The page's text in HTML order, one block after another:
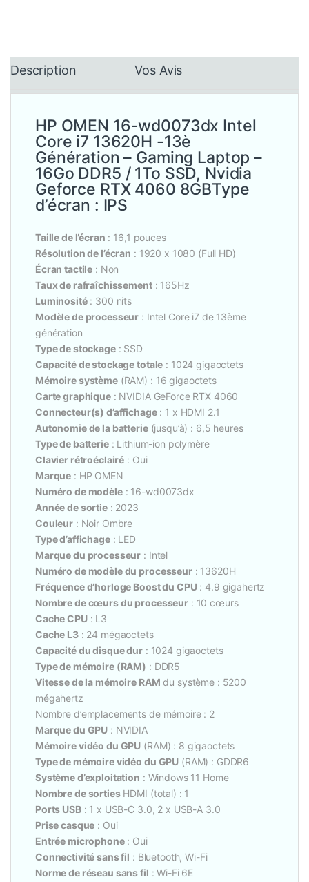
Description Vos Avis
HP OMEN 16-wd0073dx Intel
Core i7 13620H -13è
Génération – Gaming Laptop –
16Go DDR5 / 1To SSD, Nvidia
Geforce RTX 4060 8GBType
d’écran : IPS
Taille de l’écran : 16,1 pouces
Résolution de l’écran : 1920 x 1080 (Full HD)
Écran tactile : Non
Taux de rafraîchissement: 165Hz
Luminosité: 300 nits
Modèle de processeur : Intel Core i7 de 13ème
génération
Type de stockage: SSD
Capacité de stockage totale : 1024 gigaoctets
Mémoire système(RAM) : 16 gigaoctets
Carte graphique: NVIDIA GeForce RTX 4060
Connecteur(s) d’affichage: 1 x HDMI 2.1
Autonomie de la batterie(jusqu’à) : 6,5 heures
Type de batterie: Lithium-ion polymère
Clavier rétroéclairé : Oui
Marque : HP OMEN
Numéro de modèle: 16-wd0073dx
Année de sortie: 2023
Couleur : Noir Ombre
Type d’affichage: LED
Marque du processeur : Intel
Numéro de modèle du processeur: 13620H
Fréquence d’horloge Boost du CPU: 4.9 gigahertz
Nombre de cœurs du processeur: 10 cœurs
Cache CPU: L3
Cache L3: 24 mégaoctets
Capacité du disque dur: 1024 gigaoctets
Type de mémoire (RAM) : DDR5
Vitesse de la mémoire RAM du système : 5200
mégahertz
Nombre d’emplacements de mémoire : 2
Marque du GPU : NVIDIA
Mémoire vidéo du GPU (RAM) : 8 gigaoctets
Type de mémoire vidéo du GPU (RAM) : GDDR6
Système d’exploitation : Windows 11 Home
Nombre de sortiesHDMI (total) : 1
Ports USB: 1 x USB-C 3.0, 2 x USB-A 3.0
Prise casque : Oui
Entrée microphone: Oui
Connectivité sans fil : Bluetooth, Wi-Fi
Norme de réseau sans fil : Wi-Fi 6E